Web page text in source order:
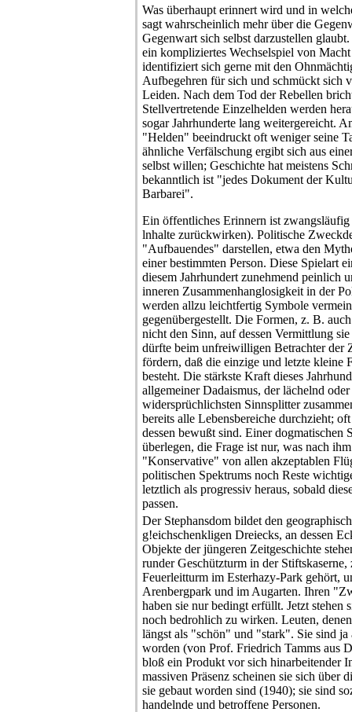
Was überhaupt erinnert wird und in
sagt wahrscheinlich mehr über die
Gegenwart sich selbst darzustellen
ein kompliziertes Wechselspiel von
identifiziert sich gerne mit den
Aufbegehren für sich und schmückt sich
Leiden. Nach dem Tod der Rebellen
Stellvertretende Einzelhelden werden
sogar Jahrhunderte lang weitergereicht.
"Helden" beeindruckt oft weniger seine
ähnliche Verfälschung ergibt sich aus
selbst willen; Geschichte hat meistens
bekanntlich ist "jedes Dokument der
Barbarei".
Ein öffentliches Erinnern ist
lnhalte zurückwirken). Politische
"Aufbauendes" darstellen, etwa den
einer bestimmten Person. Diese Spielart
diesem Jahrhundert zunehmend peinlich
inneren Zusammenhanglosigkeit in der
werden allzu leichtfertig Symbole
gegenübergestellt. Die Formen, z. B.
nicht den Sinn, auf dessen Vermittlung
dürfte beim unfreiwilligen Betrachter der
fördern, daß die einzige und letzte kleine
besteht. Die stärkste Kraft dieses
allgemeiner Dadaismus, der lächelnd
widersprüchlichsten Sinnsplitter
bereits alle Lebensbereiche durchzieht;
dessen bewußt sind. Einer
überlegen, die Frage ist nur, was nach
"Konservative" von allen akzeptablen
politischen Spektrums noch Reste
letztlich als progressiv heraus, sobald
passen.
Der Stephansdom bildet den
g!eichschenkligen Dreiecks, an dessen
Objekte der jüngeren Zeitgeschichte
runder Geschützturm in der Stiftskaserne,
Feuerleitturm im Esterhazy-Park gehört,
Arenbergpark und im Augarten. Ihren
haben sie nur bedingt erfüllt. Jetzt stehen
noch bedrohlich zu wirken. Leuten,
längst als "schön" und "stark". Sie sind ja
worden (von Prof. Friedrich Tamms aus
bloß ein Produkt vor sich hinarbeitender
massiven Präsenz scheinen sie sich über
sie gebaut worden sind (1940); sie sind
handelnde und betroffene Personen.